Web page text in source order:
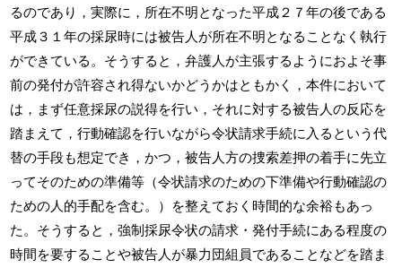
るのであり，実際に，所在不明となった平成２７年の後である
平成３１年の採尿時には被告人が所在不明となることなく執行
ができている。そうすると，弁護人が主張するようにおよそ事
前の発付が許容され得ないかどうかはともかく，本件において
は，まず任意採尿の説得を行い，それに対する被告人の反応を
踏まえて，行動確認を行いながら令状請求手続に入るという代
替の手段も想定でき，かつ，被告人方の捜索差押の着手に先立
ってそのための準備等（令状請求のための下準備や行動確認の
ための人的手配を含む。）を整えておく時間的な余裕もあっ
た。そうすると，強制採尿令状の請求・発付手続にある程度の
時間を要することや被告人が暴力団組員であることなどを踏ま